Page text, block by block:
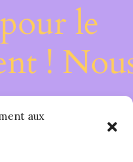
aux
le
!
sur
de